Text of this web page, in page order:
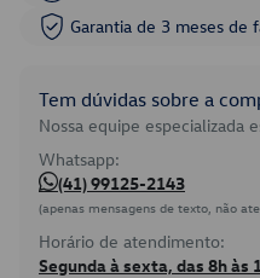
Garantia de 3 meses de
Tem dúvidas sobre a
Nossa equipe especializada
Whatsapp:
(41) 99125-2143
(apenas mensagens de texto, não
Horário de atendimento:
Segunda à sexta, das 8h às